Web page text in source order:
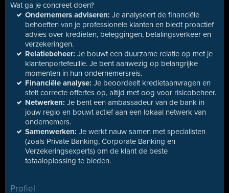
Wat ga je concreet doen?
Ondernemers adviseren: Je analyseert de financiële
behoeften van je professionele klanten en biedt proactief
advies over kredieten, beleggingen, betalingsverkeer en
verzekeringen.
Relatiebeheer: Je bouwt een duurzame relatie op met je
klantenportefeuille. Je bent aanwezig op belangrijke
momenten in hun ondernemersreis.
Financiële analyse: Je beoordeelt kredietaanvragen en
stelt correcte offertes op, altijd met oog voor risicobeheer.
Netwerken: Je bent een ambassadeur van de bank in
jouw regio en bouwt actief aan een lokaal netwerk van
ondernemers.
Samenwerken: Je werkt nauw samen met specialisten
(zoals Private Banking, Corporate Banking en
Verzekeringsexperts) om de klant de beste
totaaloplossing te bieden.
Profiel